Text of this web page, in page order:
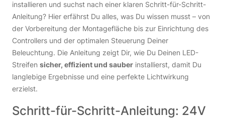
installieren und suchst nach einer klaren Schritt-für-Schritt-
Anleitung? Hier erfährst Du alles, was Du wissen musst – von
der Vorbereitung der Montagefläche bis zur Einrichtung des
Controllers und der optimalen Steuerung Deiner
Beleuchtung. Die Anleitung zeigt Dir, wie Du Deinen LED-
Streifen sicher, effizient und sauber installierst, damit Du
langlebige Ergebnisse und eine perfekte Lichtwirkung
erzielst.
Schritt-für-Schritt-Anleitung: 24V